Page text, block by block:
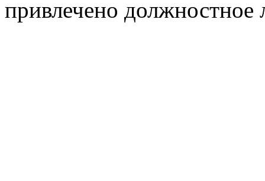
привлечено должностное